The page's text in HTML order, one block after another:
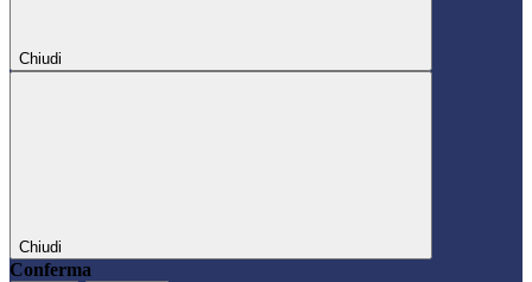
Chiudi
Chiudi
Conferma